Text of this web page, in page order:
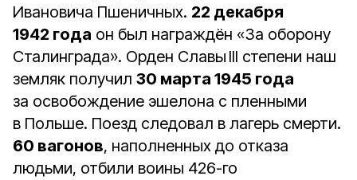
Ивановича Пшеничных. 22 декабря
1942 года он был награждён «За оборону
Сталин­града». Орден Славы III степени наш
земляк получил 30 марта 1945 года
за освобождение эшелона с пленными
в Польше. Поезд следовал в лагерь смерти.
60 вагонов, наполненных до отказа
людьми, отбили воины 426-го